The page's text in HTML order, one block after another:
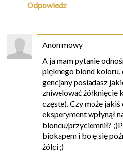
Odpowiedz
Anonimowy
A ja mam pytanie
pięknego blond koloru,
gencjany posiadasz
zniwelować żółknięcie
częste). Czy może jakiś
eksperyment wpłynął
blondu/przyciemnił?
biokapem i boję się
żólci ;)